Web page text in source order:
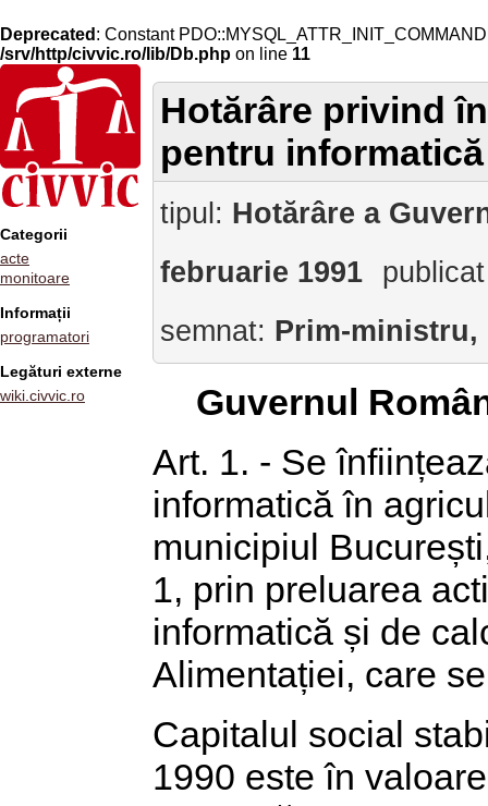
Deprecated : Constant
/srv/http/civvic.ro/lib/Db.php on line 11
Categorii
acte
monitoare
Informații
programatori
Legături externe
wiki.civvic.ro
Hotărâre privind
pentru
tipul: Hotărâre a
februarie 1991
semnat: Prim-ministru,
Guvernul
Art. 1. - Se
informatică în
municipiul
1, prin preluarea
informatică și de
Alimentației, care
Capitalul social
1990 este în